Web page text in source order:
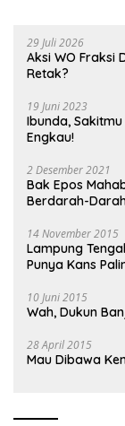
29 Juli 2026
Aksi WO Fraksi
Retak?
19 Juni 2023
Ibunda,
Engkau!
2 Desember 2021
Bak Epos
Berdarah-
14 November 2015
Lampung
Punya Kans
10 Juni 2015
Wah, Dukun
28 April 2015
Mau Dibawa